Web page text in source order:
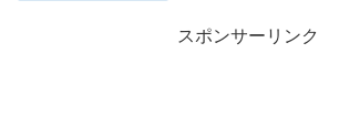
スポンサーリンク